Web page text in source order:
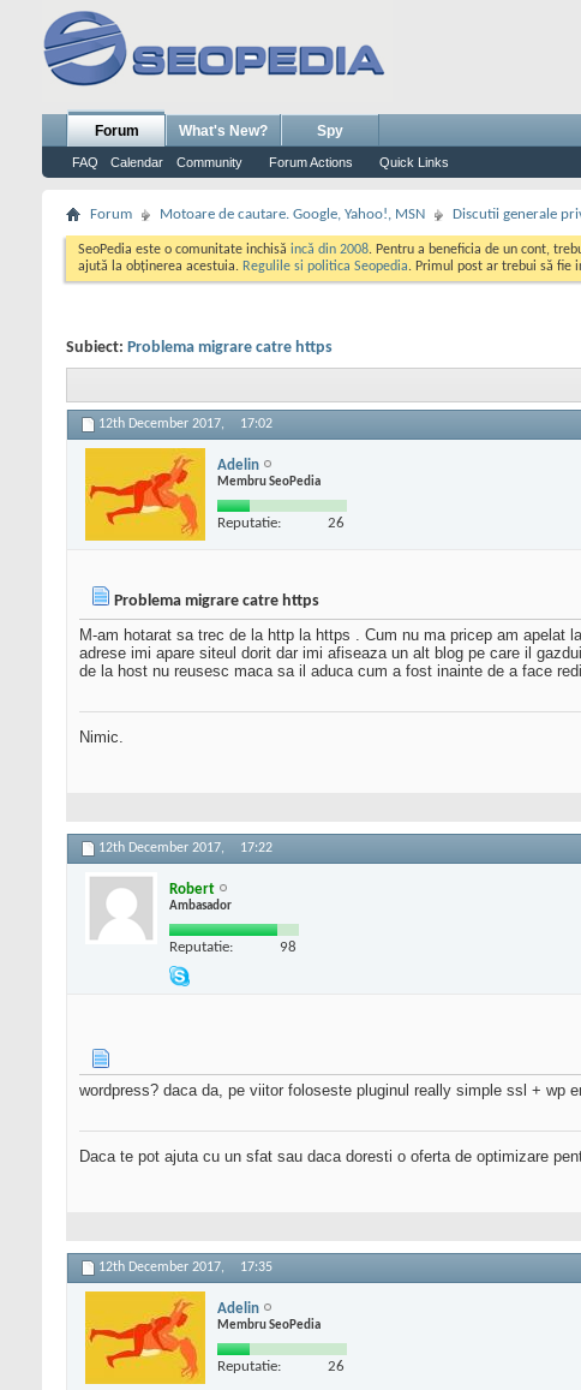
Forum
FAQ Calendar Community Forum Actions Quick Links
What's New? Spy
Forum Motoare de cautare. Google, Yahoo!, MSN Discutii generale
SeoPedia este o comunitate inchisă incă din 2008. Pentru a beneficia de un cont,
ajută la obținerea acestuia. Regulile si politica Seopedia. Primul post ar trebui să fie
Subiect: Problema migrare catre https
12th December 2017, 17:02
Adelin
Membru SeoPedia
Reputatie: 26
Problema migrare catre https
M-am hotarat sa trec de la http la https . Cum nu ma pricep am
adrese imi apare siteul dorit dar imi afiseaza un alt blog pe care il
de la host nu reusesc maca sa il aduca cum a fost inainte de a face
Nimic.
12th December 2017, 17:22
Robert
Ambasador
Reputatie: 98
wordpress? daca da, pe viitor foloseste pluginul really simple ssl + wp
Daca te pot ajuta cu un sfat sau daca doresti o oferta de optimizare
12th December 2017, 17:35
Adelin
Membru SeoPedia
Reputatie: 26